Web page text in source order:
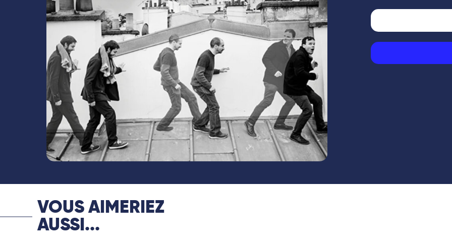
VOUS AIMERIEZ
AUSSI...